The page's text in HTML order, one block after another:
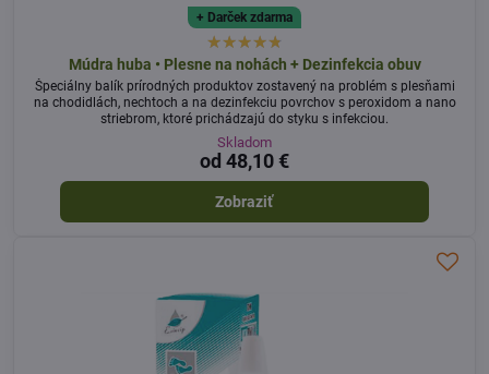
+ Darček zdarma
Múdra huba • Plesne na nohách + Dezinfekcia obuv
Špeciálny balík prírodných produktov zostavený na problém s plesňami
na chodidlách, nechtoch a na dezinfekciu povrchov s peroxidom a nano
striebrom, ktoré prichádzajú do styku s infekciou.
Skladom
od 48,10 €
Zobraziť